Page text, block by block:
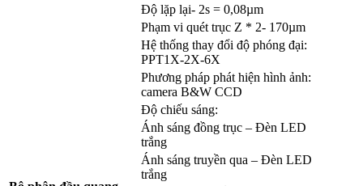
Độ lặp lại- 2s = 0,08µm
Phạm vi quét trục Z * 2- 170µm
Hệ thống thay đổi độ phóng đại:
PPT1X-2X-6X
Phương pháp phát hiện hình ảnh:
camera B&W CCD
Độ chiếu sáng:
Ánh sáng đồng trục – Đèn LED
trắng
Ánh sáng truyền qua – Đèn LED
trắng